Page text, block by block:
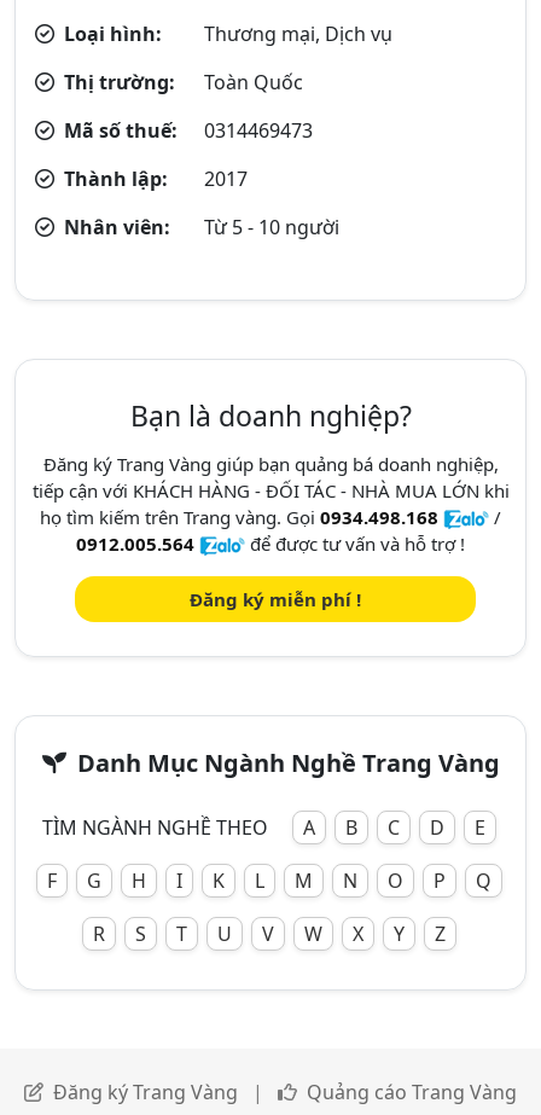
Loại hình:
Thương mại, Dịch vụ
Thị trường:
Toàn Quốc
Mã số thuế:
0314469473
Thành lập:
2017
Nhân viên:
Từ 5 - 10 người
Bạn là doanh nghiệp?
Đăng ký Trang Vàng giúp bạn quảng bá doanh nghiệp,
tiếp cận với KHÁCH HÀNG - ĐỐI TÁC - NHÀ MUA LỚN khi
họ tìm kiếm trên Trang vàng. Gọi 0934.498.168
/
0912.005.564
để được tư vấn và hỗ trợ !
Đăng ký miễn phí !
Danh Mục Ngành Nghề Trang Vàng
TÌM NGÀNH NGHỀ THEO A B C D
E
F
G H I K L M N O P
Q
R
S T U V W X Y Z
Đăng ký Trang Vàng | Quảng cáo Trang Vàng